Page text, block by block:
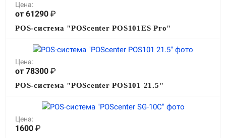
Цена:
от 61290 ₽
POS-система "POScenter POS101ES Pro"
Цена:
от 78300 ₽
POS-система "POScenter POS101 21.5"
Цена:
1600 ₽